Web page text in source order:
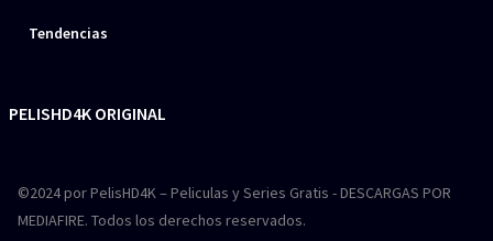
Tendencias
PELISHD4K ORIGINAL
©2024 por PelisHD4K – Peliculas y Series Gratis - DESCARGAS POR
MEDIAFIRE. Todos los derechos reservados.